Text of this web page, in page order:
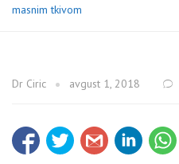
masnim tkivom
Dr Ciric avgust 1, 2018